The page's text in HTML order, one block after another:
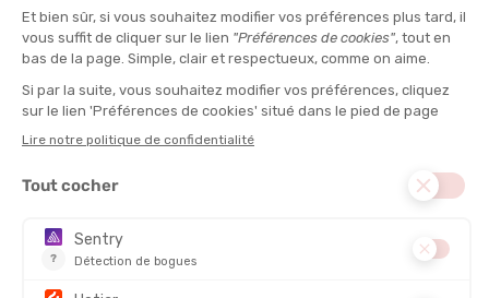
Sécurité optimale : pour affronter tous les terrains et toutes
les conditions météo.
Motivation au top: quoi de mieux qu’un équipement cool et
Les accessoires de running pour enfant
Vos enfants aussi ont besoin de protection pendant leur
grandes marques outdoor
températures fraîches des matinées automnales, vos enfants
doivent être protégés. Une
bonnet thermique, accompagnés d’un tour de cou
multifonction, feront toute la différence. Le